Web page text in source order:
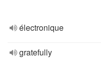
électronique
gratefully